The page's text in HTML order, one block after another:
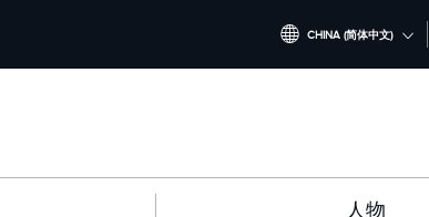
CHINA (简体中文)
GERMANY (DEUTSCH)
人物